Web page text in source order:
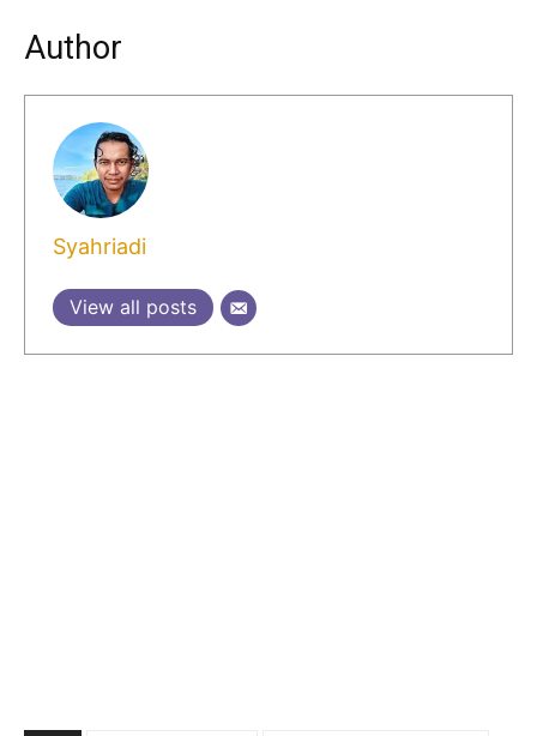
Author
Syahriadi
View all posts